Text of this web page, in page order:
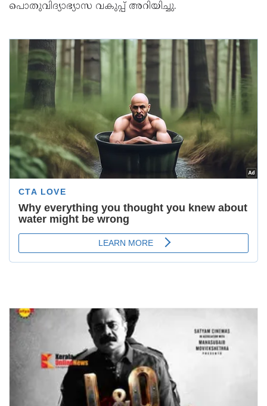
പൊതുവിദ്യാഭ്യാസ വകുപ്പ് അറിയിച്ചു.